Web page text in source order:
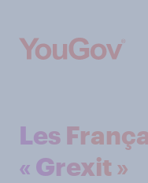
Les
« Grexit »